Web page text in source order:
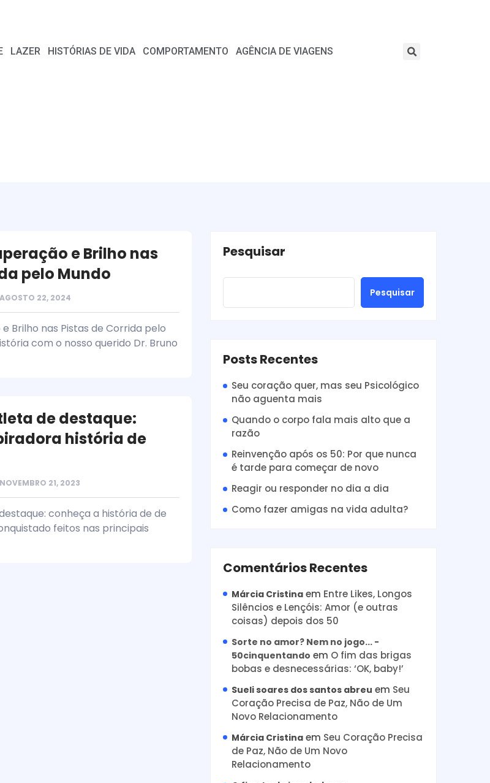
LAZER HISTÓRIAS DE VIDA COMPORTAMENTO AGÊNCIA DE VIAGENS
e Brilho nas
pelo Mundo
AGOSTO 22, 2024
Brilho nas Pistas de Corrida pelo
com o nosso querido Dr. Bruno
de destaque:
história de
NOVEMBRO 21, 2023
conheça a história de de
feitos nas principais
Pesquisar
Pesquisar
Posts Recentes
Seu coração quer, mas seu Psicológico
não aguenta mais
Quando o corpo fala mais alto que a
razão
Reinvenção após os 50: Por que nunca
é tarde para começar de novo
Reagir ou responder no dia a dia
Como fazer amigas na vida adulta?
Comentários Recentes
Márcia Cristina em Entre Likes, Longos
Silêncios e Lençóis: Amor (e outras
coisas) depois dos 50
Sorte no amor? Nem no jogo... -
50cinquentando em O fim das brigas
bobas e desnecessárias: ‘OK, baby!’
Sueli soares dos santos abreu em Seu
Coração Precisa de Paz, Não de Um
Novo Relacionamento
Márcia Cristina em Seu Coração Precisa
de Paz, Não de Um Novo
Relacionamento